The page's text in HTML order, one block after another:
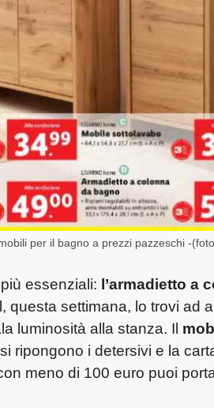
per il bagno a prezzi pazzeschi -
essenziali: l’armadietto a
questa settimana, lo trovi ad
luminosità alla stanza. Il
ripongono i detersivi e la
meno di 100 euro puoi